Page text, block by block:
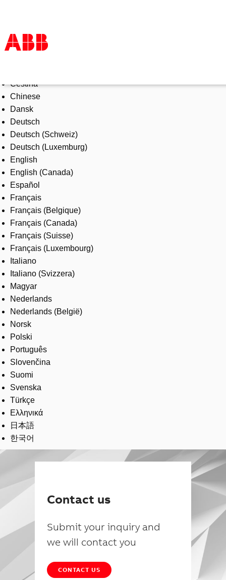
Products & Solutions
Industries
Services
About us
Where to buy
Contact us
Careers
Čeština
Chinese
Dansk
Deutsch
Deutsch (Schweiz)
Deutsch (Luxemburg)
English
English (Canada)
Español
Français
Français (Belgique)
Français (Canada)
Français (Suisse)
Français (Luxembourg)
Italiano
Italiano (Svizzera)
Magyar
Nederlands
Nederlands (België)
Norsk
Polski
Português
Slovenčina
Suomi
Svenska
Türkçe
Ελληνικά
日本語
한국어
Contact us
Submit your inquiry and
we will contact you
CONTACT US